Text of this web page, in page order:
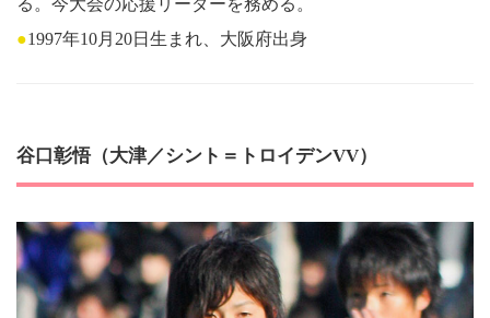
る。今大会の応援リーダーを務める。
●1997年10月20日生まれ、大阪府出身
谷口彰悟（大津／シント＝トロイデンVV）